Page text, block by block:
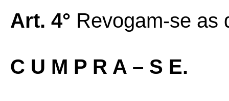
Art. 4° Revogam-se as
C U M P R A – S E.